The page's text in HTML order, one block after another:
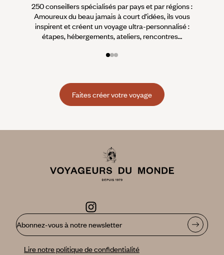
250 conseillers spécialisés par pays et par régions :
Amoureux du beau jamais à court d’idées, ils vous
inspirent et créent un voyage ultra-personnalisé :
étapes, hébergements, ateliers, rencontres…
Faites créer votre voyage
Abonnez-vous à notre newsletter
Lire notre politique de confidentialité